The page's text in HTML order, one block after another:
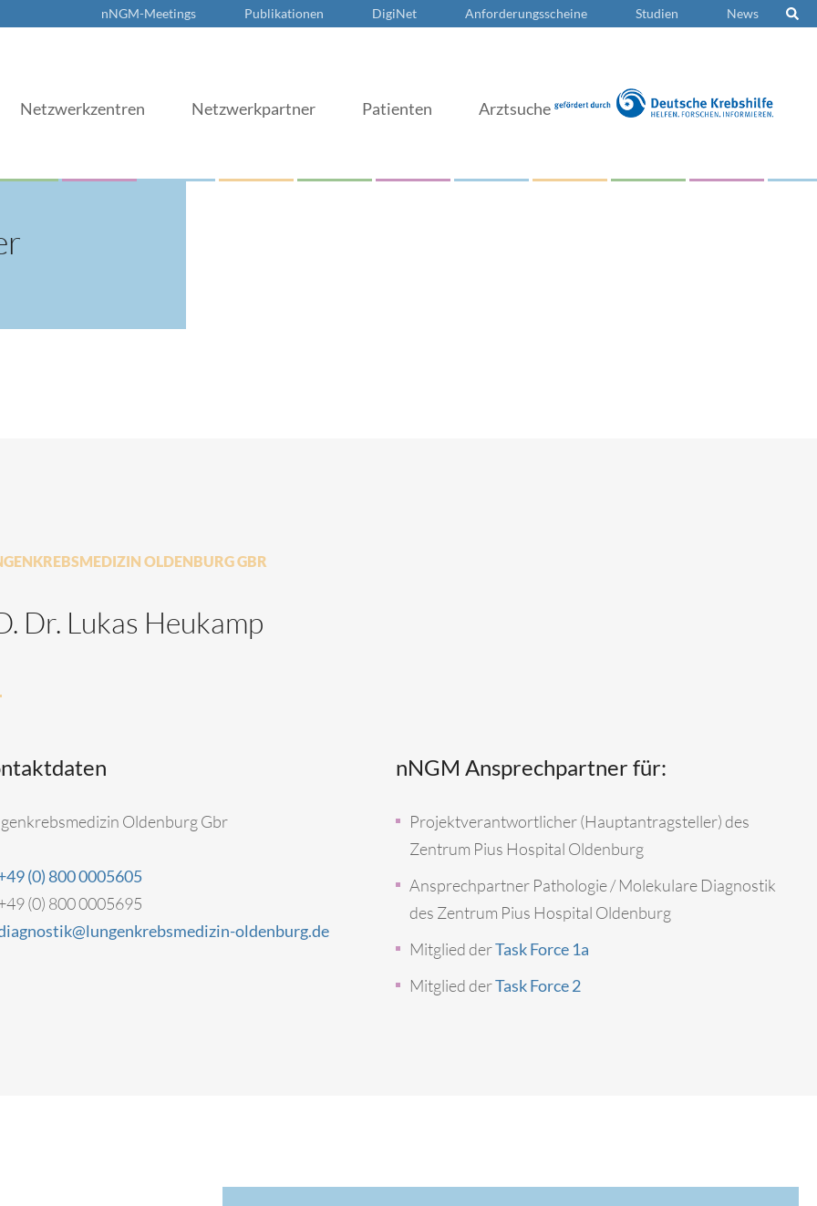
nNGM-Meetings Publikationen DigiNet Anforderungsscheine Studien News
Netzwerkzentren Netzwerkpartner Patienten Arztsuche
OLDENBURG GBR
Dr. Lukas Heukamp
Oldenburg Gbr
(0) 800 0005605
(0) 800 0005695
oldenburg.de
nNGM Ansprechpartner für:
Projektverantwortlicher (Hauptantragsteller) des
Zentrum Pius Hospital Oldenburg
Ansprechpartner Pathologie / Molekulare Diagnostik
des Zentrum Pius Hospital Oldenburg
Mitglied derTask Force 1a
Mitglied derTask Force 2